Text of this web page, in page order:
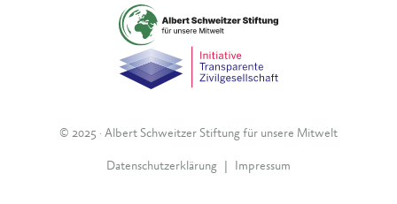
© 2025 · Albert Schweitzer Stiftung für unsere Mitwelt
Datenschutzerklärung Impressum